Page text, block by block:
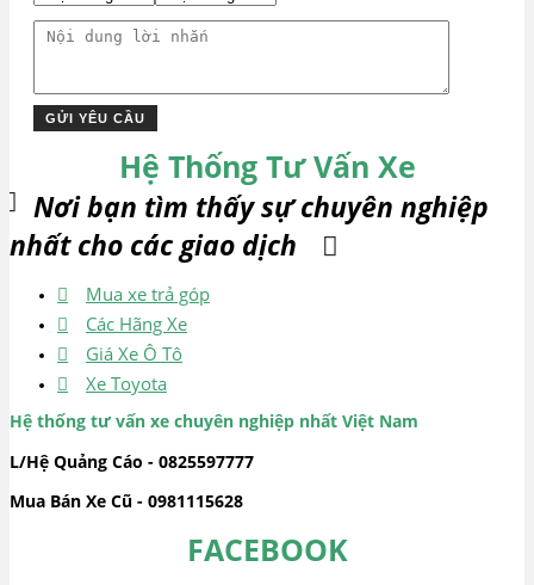
Hệ Thống Tư Vấn Xe
Nơi bạn tìm thấy sự chuyên nghiệp
nhất cho các giao dịch
Mua xe trả góp
Các Hãng Xe
Giá Xe Ô Tô
Xe Toyota
Hệ thống tư vấn xe chuyên nghiệp nhất Việt Nam
L/Hệ Quảng Cáo - 0825597777
Mua Bán Xe Cũ - 0981115628
FACEBOOK